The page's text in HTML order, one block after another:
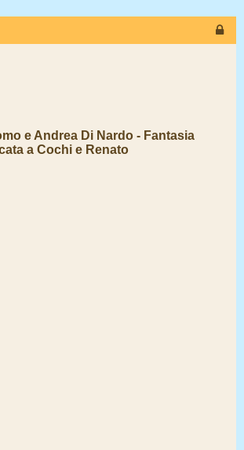
e Andrea Di Nardo - Fantasia
a Cochi e Renato